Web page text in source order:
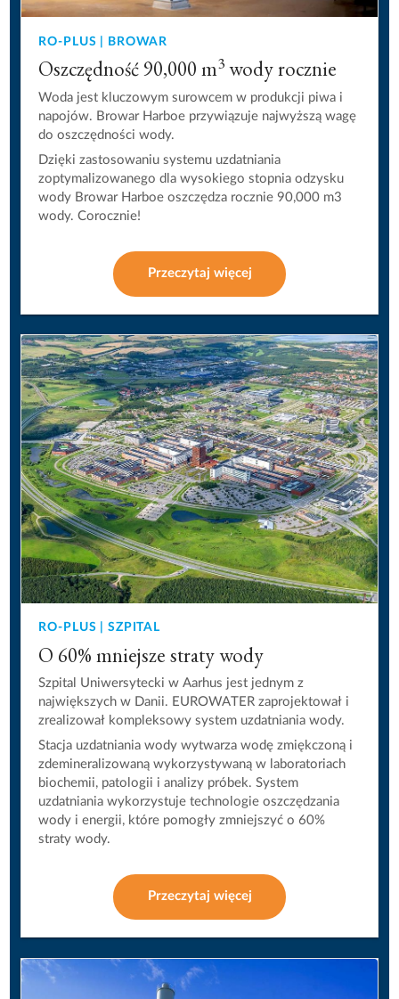
RO-PLUS | BROWAR
Oszczędność 90,000 m3 wody rocznie
Woda jest kluczowym surowcem w produkcji piwa i
napojów. Browar Harboe przywiązuje najwyższą wagę
do oszczędności wody.
Dzięki zastosowaniu systemu uzdatniania
zoptymalizowanego dla wysokiego stopnia odzysku
wody Browar Harboe oszczędza rocznie 90,000 m3
wody. Corocznie!
Przeczytaj więcej
RO-PLUS | SZPITAL
O 60% mniejsze straty wody
Szpital Uniwersytecki w Aarhus jest jednym z
największych w Danii. EUROWATER zaprojektował i
zrealizował kompleksowy system uzdatniania wody.
Stacja uzdatniania wody wytwarza wodę zmiękczoną i
zdemineralizowaną wykorzystywaną w laboratoriach
biochemii, patologii i analizy próbek. System
uzdatniania wykorzystuje technologie oszczędzania
wody i energii, które pomogły zmniejszyć o 60%
straty wody.
Przeczytaj więcej